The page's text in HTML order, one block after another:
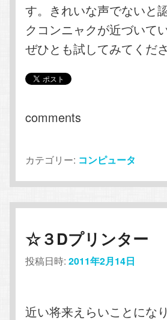
す。きれいな声でないと
クコンニャクが近づいて
ぜひとも試してみてくだ
comments
カテゴリー: コンピュータ
☆３Dプリンター
投稿日時:2011年2月14日
近い将来えらいことにな